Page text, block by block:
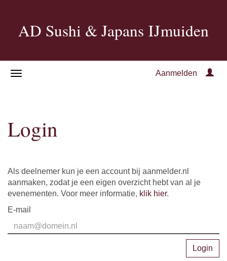
AD Sushi & Japans IJmuiden
Aanmelden
Login
Als deelnemer kun je een account bij aanmelder.nl
aanmaken, zodat je een eigen overzicht hebt van al je
evenementen. Voor meer informatie, klik hier.
E-mail
Login